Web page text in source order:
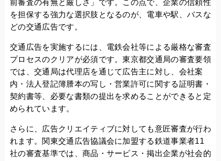
前審査の有無と厳しさ」です。この点で、企業の信頼性
を担保する強力な選択肢となるのが、電車や駅、バスな
どの交通広告です。
交通広告を実施するには、電鉄会社等による厳格な審査
プロセスのクリアが必須です。東京都交通局の審査要領
では、交通局は代理店を通じて広告主に対し、会社案
内・法人登記簿謄本の写し・営業許可に関する証明書・
契約書等、必要な書類の提出を求めることができると定
められています。
さらに、広告クリエイティブに対しても意匠審査が行わ
れます。関東交通広告協議会に加盟する鉄道事業者11
社の審査基準では、商品・サービス・掲出企業が社会的